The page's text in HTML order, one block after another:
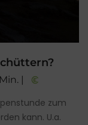
|
zum
kann. U.a.